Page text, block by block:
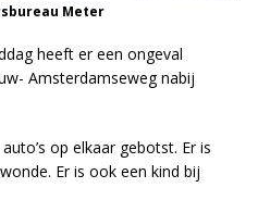
Meter
heeft er een ongeval
Amsterdamseweg nabij
op elkaar gebotst. Er is
Er is ook een kind bij